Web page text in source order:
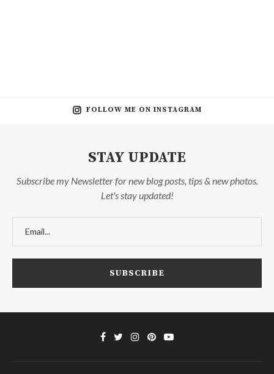
FOLLOW ME ON INSTAGRAM
STAY UPDATE
Subscribe my Newsletter for new blog posts, tips & new photos.
Let's stay updated!